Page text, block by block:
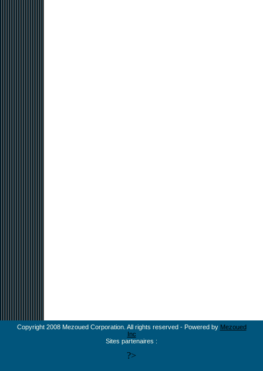
Copyright 2008 Mezoued Corporation. All rights reserved - Powered by Mezoued
Inc
Sites partenaires :
?>